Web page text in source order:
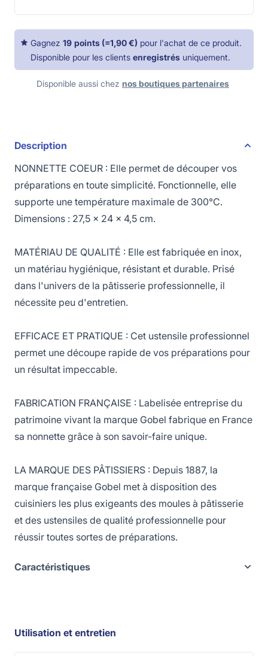
Gagnez 19 points (=1,90 €) pour l'achat de ce produit.
Disponible pour les clients enregistrés uniquement.
Disponible aussi chez nos boutiques partenaires
Description
NONNETTE COEUR : Elle permet de découper vos
préparations en toute simplicité. Fonctionnelle, elle
supporte une température maximale de 300°C.
Dimensions : 27,5 x 24 x 4,5 cm.
MATÉRIAU DE QUALITÉ : Elle est fabriquée en inox,
un matériau hygiénique, résistant et durable. Prisé
dans l'univers de la pâtisserie professionnelle, il
nécessite peu d'entretien.
EFFICACE ET PRATIQUE : Cet ustensile professionnel
permet une découpe rapide de vos préparations pour
un résultat impeccable.
FABRICATION FRANÇAISE : Labelisée entreprise du
patrimoine vivant la marque Gobel fabrique en France
sa nonnette grâce à son savoir-faire unique.
LA MARQUE DES PÂTISSIERS : Depuis 1887, la
marque française Gobel met à disposition des
cuisiniers les plus exigeants des moules à pâtisserie
et des ustensiles de qualité professionnelle pour
réussir toutes sortes de préparations.
Caractéristiques
Utilisation et entretien